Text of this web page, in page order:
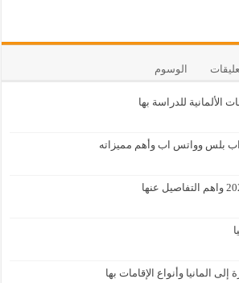
الوسوم
الألمانية للدراسة بها
اب بلس وواتس اب وأهم مميزاته
المانيا وأنواع الإقامات بها